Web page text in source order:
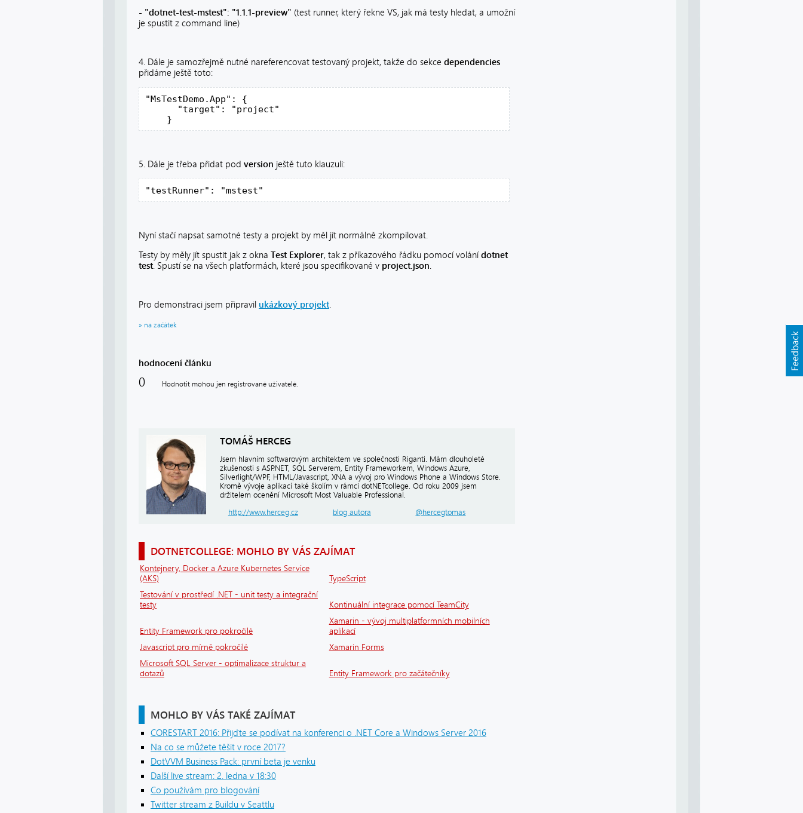
- "dotnet-test-mstest": "1.1.1-preview" (test runner, který řekne VS, jak má testy hledat, a umožní
je spustit z command line)
4. Dále je samozřejmě nutné nareferencovat testovaný projekt, takže do sekce dependencies
přidáme ještě toto:
"MsTestDemo.App": {
"target": "project"
}
5. Dále je třeba přidat pod version ještě tuto klauzuli:
"testRunner": "mstest"
Nyní stačí napsat samotné testy a projekt by měl jít normálně zkompilovat.
Testy by měly jít spustit jak z okna Test Explorer, tak z příkazového řádku pomocí volánídotnet
test. Spustí se na všech platformách, které jsou specifikované v project.json.
Pro demonstraci jsem připravil ukázkový projekt.
» na začátek
hodnocení článku
0 Hodnotit mohou jen registrované uživatelé.
TOMÁŠ HERCEG
Jsem hlavním softwarovým architektem ve společnosti Riganti. Mám dlouholeté
zkušenosti s ASP.NET, SQL Serverem, Entity Frameworkem, Windows Azure,
Silverlight/WPF, HTML/Javascript, XNA a vývoj pro Windows Phone a Windows Store.
Kromě vývoje aplikací také školím v rámci dotNETcollege. Od roku 2009 jsem
držitelem ocenění Microsoft Most Valuable Professional.
http://www.herceg.cz
blog autora @hercegtomas
DOTNETCOLLEGE: MOHLO BY VÁS ZAJÍMAT
Kontejnery, Docker a Azure Kubernetes Service
(AKS)
TypeScript
Testování v prostředí .NET - unit testy a integrační
testy
Kontinuální integrace pomocí TeamCity
Entity Framework pro pokročilé
Xamarin - vývoj multiplatformních mobilních
aplikací
Javascript pro mírně pokročilé
Xamarin Forms
Microsoft SQL Server - optimalizace struktur a
dotazů
Entity Framework pro začátečníky
MOHLO BY VÁS TAKÉ ZAJÍMAT
CORESTART 2016: Přijďte se podívat na konferenci o .NET Core a Windows Server 2016
Na co se můžete těšit v roce 2017?
DotVVM Business Pack: první beta je venku
Další live stream: 2. ledna v 18:30
Co používám pro blogování
Twitter stream z Buildu v Seattlu